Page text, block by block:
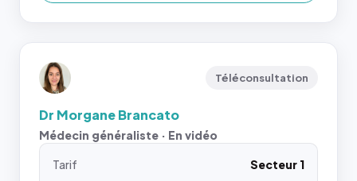
Téléconsultation
Dr Morgane Brancato
Médecin généraliste · En vidéo
Tarif
Secteur 1